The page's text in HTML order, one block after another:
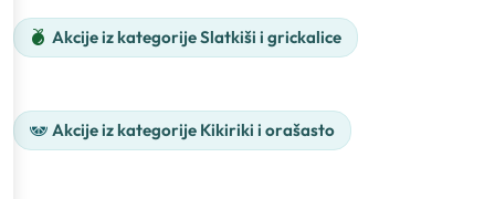
Akcije iz kategorije Slatkiši i grickalice
Akcije iz kategorije Kikiriki i orašasto